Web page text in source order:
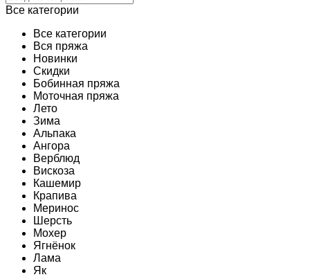
Все категории
Все категории
Вся пряжа
Новинки
Скидки
Бобинная пряжа
Моточная пряжа
Лето
Зима
Альпака
Ангора
Верблюд
Вискоза
Кашемир
Крапива
Меринос
Шерсть
Мохер
Ягнёнок
Лама
Як